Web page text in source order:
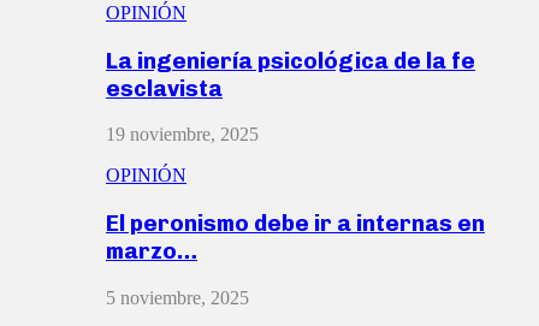
OPINIÓN
La ingeniería psicológica de la fe
esclavista
19 noviembre, 2025
OPINIÓN
El peronismo debe ir a internas en
marzo…
5 noviembre, 2025